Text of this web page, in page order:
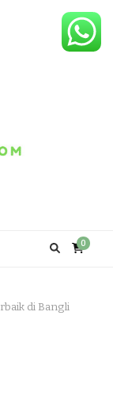
0
di Bangli